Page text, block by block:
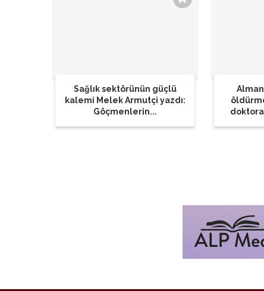
Sağlık sektörünün güçlü
kalemi Melek Armutçi yazdı:
Göçmenlerin...